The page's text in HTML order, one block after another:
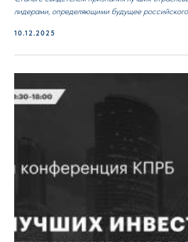
лидерами, определяющими будущее
10.12.2025